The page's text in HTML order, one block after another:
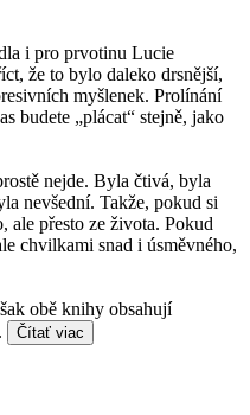
i pro prvotinu Lucie
že to bylo daleko drsnější,
myšlenek. Prolínání
budete „plácat“ stejně, jako
nejde. Byla čtivá, byla
nevšední. Takže, pokud si
ale přesto ze života. Pokud
chvilkami snad i úsměvného,
obě knihy obsahují
Čítať viac